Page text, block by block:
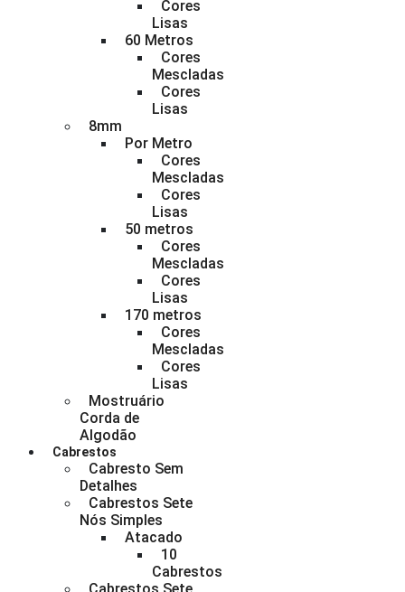
Cores
Lisas
60 Metros
Cores
Mescladas
Cores
Lisas
8mm
Por Metro
Cores
Mescladas
Cores
Lisas
50 metros
Cores
Mescladas
Cores
Lisas
170 metros
Cores
Mescladas
Cores
Lisas
Mostruário
Corda de
Algodão
Cabrestos
Cabresto Sem
Detalhes
Cabrestos Sete
Nós Simples
Atacado
10
Cabrestos